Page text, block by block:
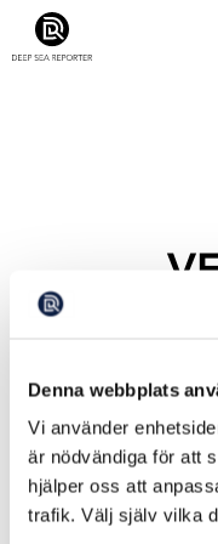
Denna webbplats
Vi använder
är nödvändiga för att
hjälper oss att
trafik. Välj själv vilka